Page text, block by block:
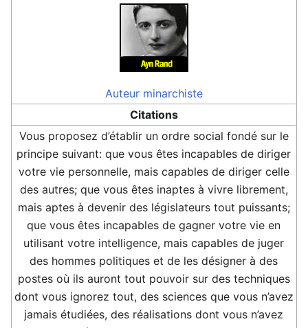
Auteur minarchiste
Citations
Vous proposez d’établir un ordre social fondé sur le
principe suivant: que vous êtes incapables de diriger
votre vie personnelle, mais capables de diriger celle
des autres; que vous êtes inaptes à vivre librement,
mais aptes à devenir des législateurs tout puissants;
que vous êtes incapables de gagner votre vie en
utilisant votre intelligence, mais capables de juger
des hommes politiques et de les désigner à des
postes où ils auront tout pouvoir sur des techniques
dont vous ignorez tout, des sciences que vous n’avez
jamais étudiées, des réalisations dont vous n’avez